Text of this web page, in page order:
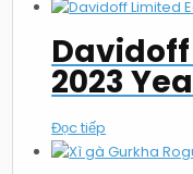
2023
Đọc tiếp